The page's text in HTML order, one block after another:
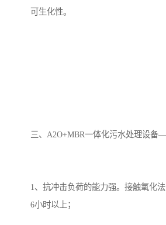
可生化性。
三、A2O+MBR一体化污水处理设备
1、抗冲击负荷的能力强。接触氧化
6小时以上；